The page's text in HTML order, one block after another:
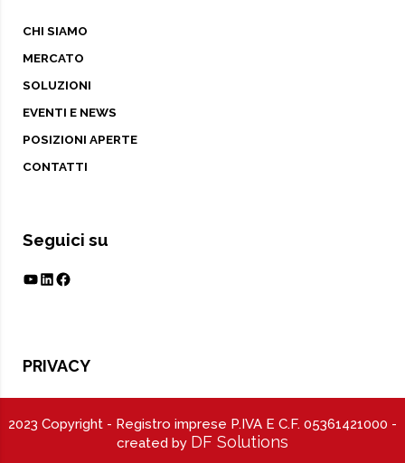
CHI SIAMO
MERCATO
SOLUZIONI
EVENTI E NEWS
POSIZIONI APERTE
CONTATTI
Seguici su
YouTube
LinkedIn
Facebook
PRIVACY
2023 Copyright - Registro imprese P.IVA E C.F. 05361421000 -
created by DF Solutions